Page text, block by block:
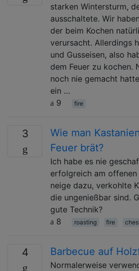
starken Wintersturm,
ausschaltete. Wir
der beim Kochen
verursacht. Allerdings
und Gusseisen, also
dem Feuer zu kochen.
noch nie gemacht
ein …
9
fire
3
Wie man
Feuer brät?
Ich habe es nie
erfolgreich am offenen
neige dazu, verkohlte
die ungenießbar sind.
gute Technik?
8
roasting fire
4 Barbecue auf
Normalerweise